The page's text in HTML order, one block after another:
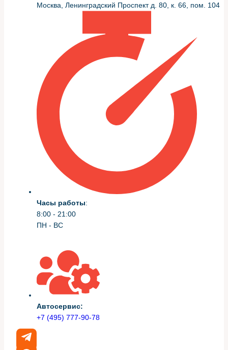
Протечка по
деформация
Повреждение, коррозия
или пробитый крепеж
2–3 часа
сальник
коленвала
Пятна под
трансмиссией, сильный
3–6 часов
Типичные места течи и
способы их устранения
Клапанная крышка и её
прокладка
Одна из самых частых причин подтёков — старение
Решение простое: аккуратный демонтаж крышки,
чистка прилегающих поверхностей, установка новой
прокладки с контролем моментов затяжки болтов.
Часто при этом очищаю вентиляцию картера и
проверяю работу PCV-клапана.
Корпус масляного фильтра и
Москва, Ленинградский Проспект д. 80, к. 66, пом. 104
Часы работы:
8:00 - 21:00
ПН - ВС
Автосервис:
+7 (495) 777-90-78